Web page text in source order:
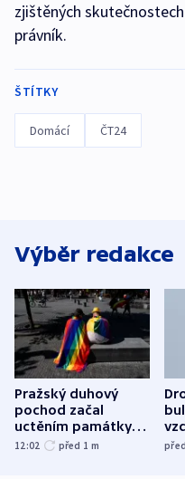
zjištěných
právník.
ŠTÍTKY
Domácí ČT24
Výběr redakce
Pražský duhový
pochod začal
uctěním památky
obětí berlínského
12:02 před 1 m